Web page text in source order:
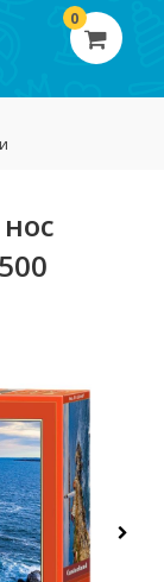
0